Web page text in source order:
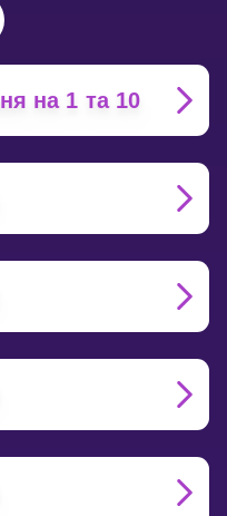
на 1 та 10